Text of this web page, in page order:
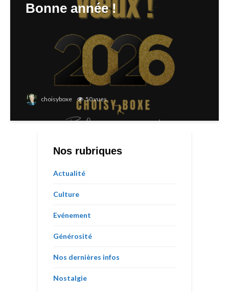
Bonne année !
choisyboxe 50 vues
Nos rubriques
Actualité
Culture
Evénement
Générosité
Nos dernières infos
Nostalgie